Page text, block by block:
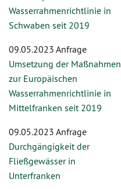
Wasserrahmenrichtlinie in
Schwaben seit 2019
09.05.2023 Anfrage
Umsetzung der Maßnahmen
zur Europäischen
Wasserrahmenrichtlinie in
Mittelfranken seit 2019
09.05.2023 Anfrage
Durchgängigkeit der
Fließgewässer in
Unterfranken